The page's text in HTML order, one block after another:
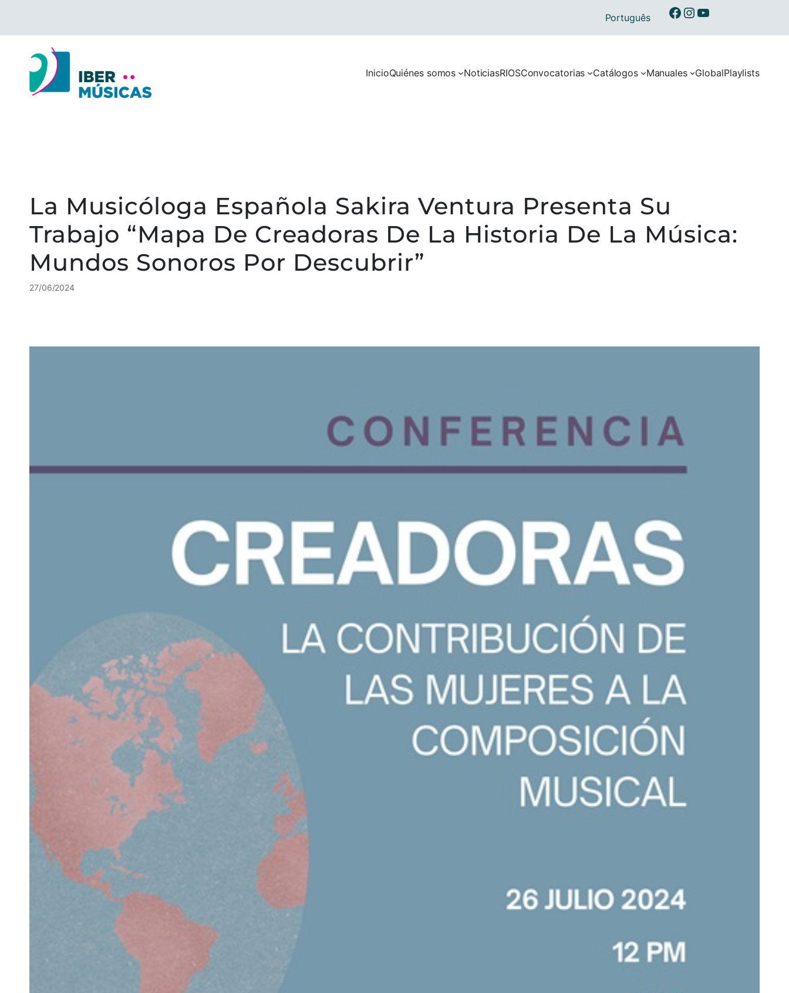
contenido
InicioQuiénes somos NoticiasRIOSConvocatorias Catálogos Manuales GlobalPlaylists
Português Ibermusicas en Facebook
Ibermusicas en Instagram
Ibermusicas en Youtube
La Musicóloga Española Sakira Ventura Presenta Su
Trabajo “Mapa De Creadoras De La Historia De La Música:
Mundos Sonoros Por Descubrir”
27/06/2024